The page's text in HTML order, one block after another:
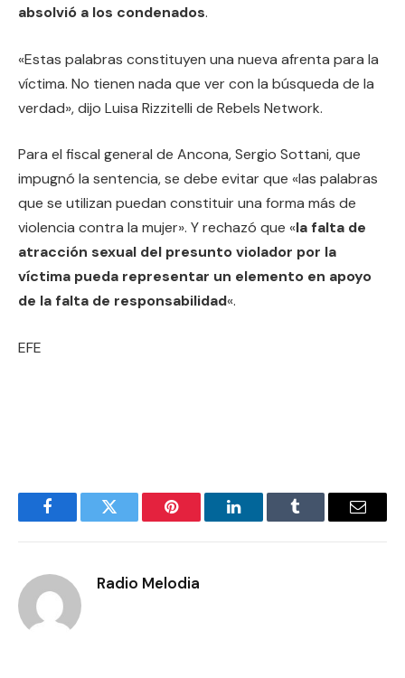
absolvió a los condenados.
«Estas palabras constituyen una nueva afrenta para la
víctima. No tienen nada que ver con la búsqueda de la
verdad», dijo Luisa Rizzitelli de Rebels Network.
Para el fiscal general de Ancona, Sergio Sottani, que
impugnó la sentencia, se debe evitar que «las palabras
que se utilizan puedan constituir una forma más de
violencia contra la mujer». Y rechazó que «la falta de
atracción sexual del presunto violador por la
víctima pueda representar un elemento en apoyo
de la falta de responsabilidad«.
EFE
FacebookTwitter Pinterest LinkedInTumblr Email
Radio Melodia